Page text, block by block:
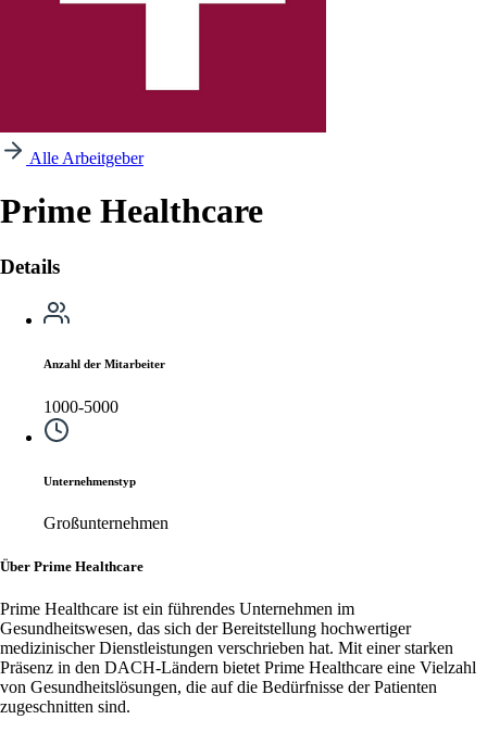
Alle Arbeitgeber
Prime Healthcare
Details
Anzahl der Mitarbeiter
1000-5000
Unternehmenstyp
Großunternehmen
Über Prime Healthcare
Prime Healthcare ist ein führendes Unternehmen im
Gesundheitswesen, das sich der Bereitstellung hochwertiger
medizinischer Dienstleistungen verschrieben hat. Mit einer starken
Präsenz in den DACH-Ländern bietet Prime Healthcare eine Vielzahl
von Gesundheitslösungen, die auf die Bedürfnisse der Patienten
zugeschnitten sind.